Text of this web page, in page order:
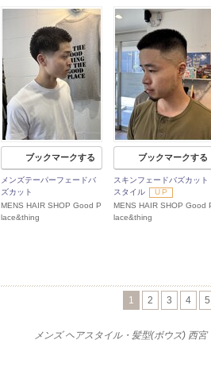
ブックマークする
メンズテーパーフェードバ
ズカット
MENS HAIR SHOP Good P
lace&thing
ブックマークする
スキンフェードバズカット
スタイル
UP
MENS HAIR SHOP Good
lace&thing
1 2 3 4 5
メンズ ヘアスタイル・髪型(ボウズ) 西